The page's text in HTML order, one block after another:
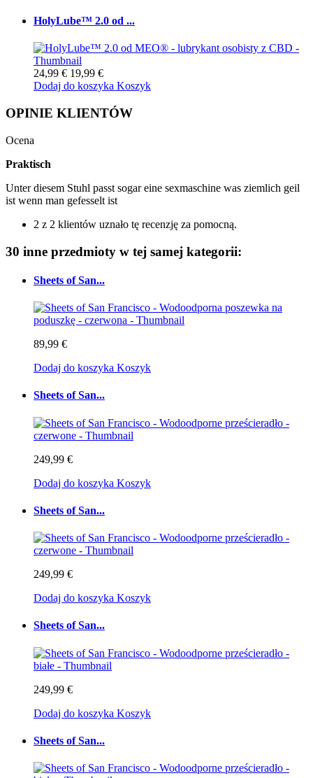
HolyLube™ 2.0 od ...
24,99 € 19,99 €
Dodaj do koszyka Koszyk
OPINIE KLIENTÓW
Ocena
Praktisch
Unter diesem Stuhl passt sogar eine sexmaschine was ziemlich geil
ist wenn man gefesselt ist
2 z 2 klientów uznało tę recenzję za pomocną.
30 inne przedmioty w tej samej kategorii:
Sheets of San...
89,99 €
Dodaj do koszyka Koszyk
Sheets of San...
249,99 €
Dodaj do koszyka Koszyk
Sheets of San...
249,99 €
Dodaj do koszyka Koszyk
Sheets of San...
249,99 €
Dodaj do koszyka Koszyk
Sheets of San...